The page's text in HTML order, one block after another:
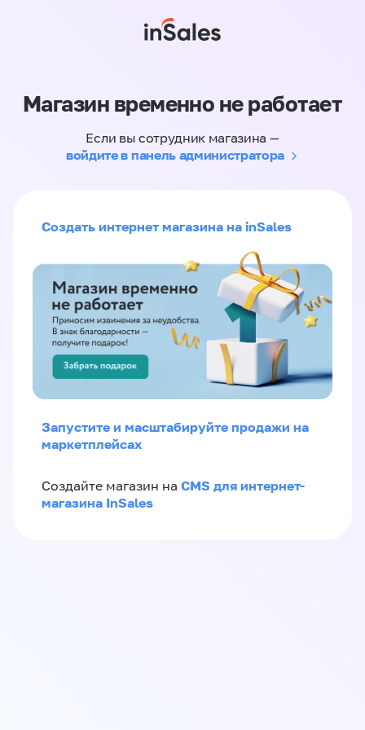
Магазин временно не работает
Если вы сотрудник магазина —
войдите в панель администратора
Создать интернет магазина на inSales
Запустите и масштабируйте продажи на
маркетплейсах
Создайте магазин на CMS для интернет-
магазина InSales